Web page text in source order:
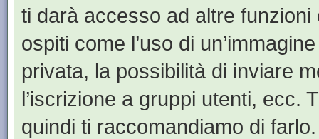
ti darà accesso ad altre
ospiti come l’uso di
privata, la possibilità di inviare
l’iscrizione a gruppi utenti, ecc.
quindi ti raccomandiamo di farlo.